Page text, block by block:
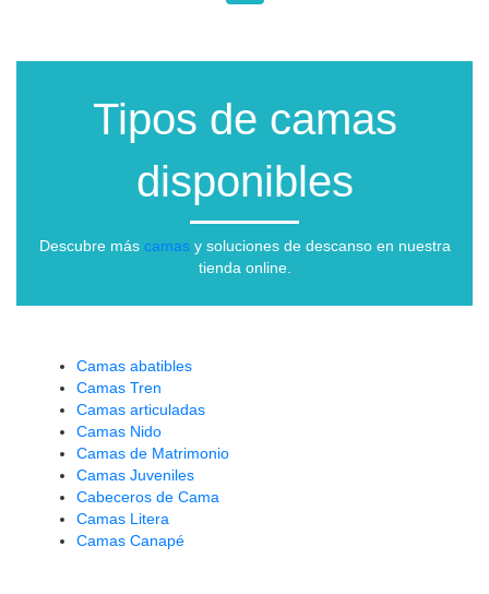
Tipos de camas
disponibles
Descubre más camas y soluciones de descanso en nuestra
tienda online.
Camas abatibles
Camas Tren
Camas articuladas
Camas Nido
Camas de Matrimonio
Camas Juveniles
Cabeceros de Cama
Camas Litera
Camas Canapé